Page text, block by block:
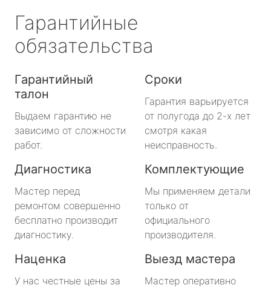
Гарантийные
обязательства
Гарантийный
талон
Выдаем гарантию не
зависимо от сложности
работ.
Сроки
Гарантия варьируется
от полугода до 2-х лет
смотря какая
неисправность.
Диагностика
Мастер перед
ремонтом совершенно
бесплатно производит
диагностику.
Комплектующие
Мы применяем детали
только от
официального
производителя.
Наценка
У нас честные цены за
Выезд мастера
Мастер оперативно